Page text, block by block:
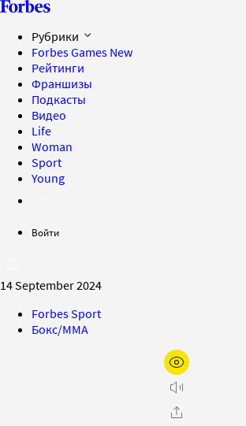
Рубрики
Forbes Games New
Рейтинги
Франшизы
Подкасты
Видео
Life
Woman
Sport
Young
Войти
14 September 2024
Forbes Sport
Бокс/MMA